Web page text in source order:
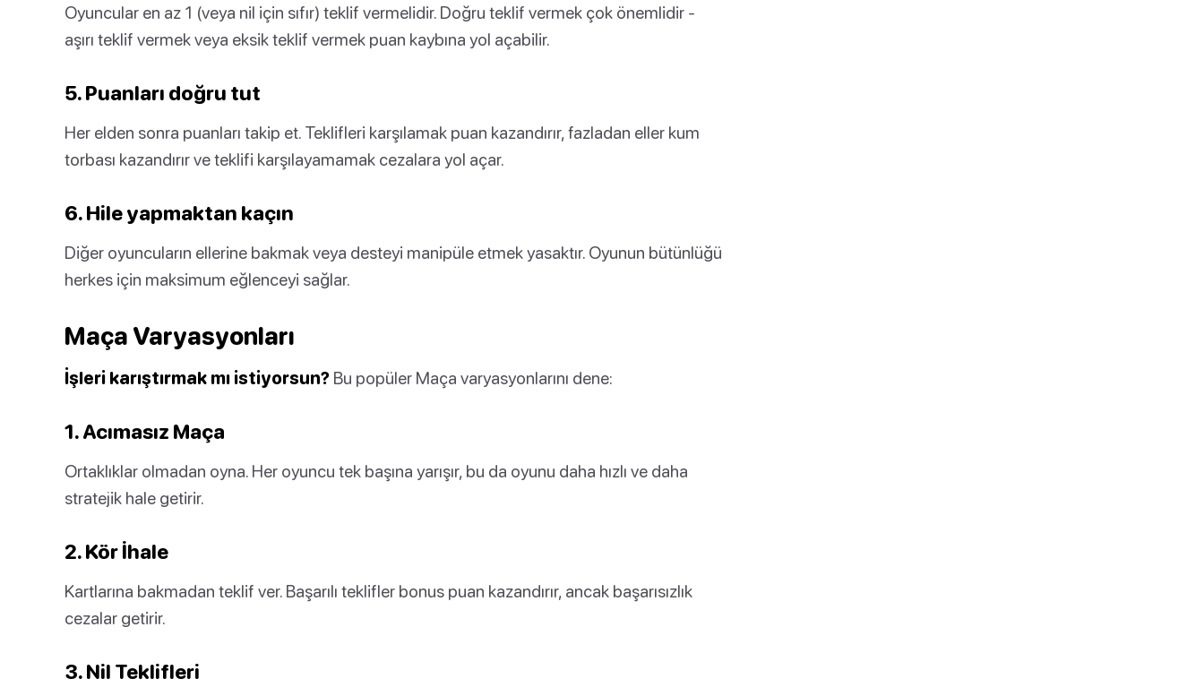
Oyuncular en az 1 (veya nil için sıfır) teklif vermelidir. Doğru teklif vermek çok önemlidir -
aşırı teklif vermek veya eksik teklif vermek puan kaybına yol açabilir.
5. Puanları doğru tut
Her elden sonra puanları takip et. Teklifleri karşılamak puan kazandırır, fazladan eller kum
torbası kazandırır ve teklifi karşılayamamak cezalara yol açar.
6. Hile yapmaktan kaçın
Diğer oyuncuların ellerine bakmak veya desteyi manipüle etmek yasaktır. Oyunun bütünlüğü
herkes için maksimum eğlenceyi sağlar.
Maça Varyasyonları
İşleri karıştırmak mı istiyorsun? Bu popüler Maça varyasyonlarını dene:
1. Acımasız Maça
Ortaklıklar olmadan oyna. Her oyuncu tek başına yarışır, bu da oyunu daha hızlı ve daha
stratejik hale getirir.
2. Kör İhale
Kartlarına bakmadan teklif ver. Başarılı teklifler bonus puan kazandırır, ancak başarısızlık
cezalar getirir.
3. Nil Teklifleri